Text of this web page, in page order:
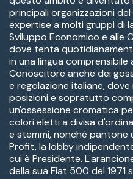
principali organizzazioni
expertise a molti gruppi di
Sviluppo Economico e alle
dove tenta
in una lingua comprensibile
Conoscitore anche dei
e regolazione italiane,
posizioni e sopratutto
un'ossessione cromatica
colori eletti a divisa
e stemmi, nonché pantone
Profit, la lobby
cui è Presidente.
della sua Fiat 500 del